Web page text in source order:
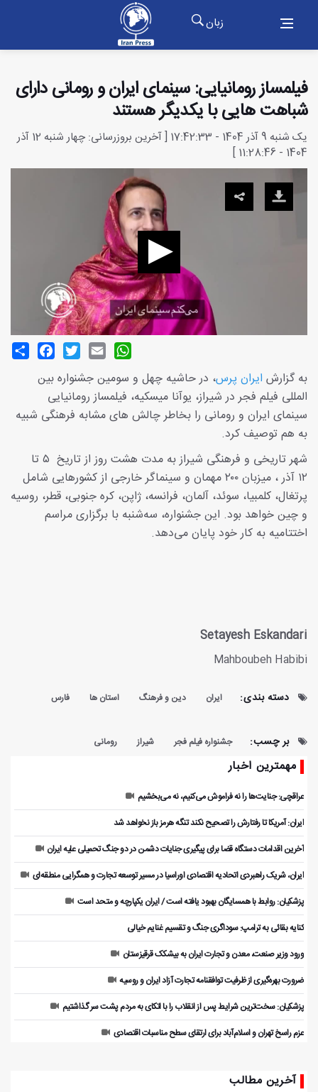
زبان
فیلمساز رومانیایی: سینمای ایران و رومانی دارای
شباهت هایی با یکدیگر هستند
یک شنبه 9 آذر 1404 - 17:42:33 [ آخرین بروزرسانی: چهار شنبه 12 آذر
1404 - 11:28:46 ]
Share
FacebookTwitterEmail
WhatsApp
به گزارش ایران پرس، در حاشیه چهل و سومین جشنواره بین
المللی فیلم فجر در شیراز، یوآنا میسکیه، فیلمساز رومانیایی
سینمای ایران و رومانی را بخاطر چالش های مشابه فرهنگی شبیه
به هم توصیف کرد.
شهر تاریخی و فرهنگی شیراز به مدت هشت روز از تاریخ ۵ تا
۱۲ آذر ، میزبان ۲۰۰ مهمان و سینماگر خارجی از کشورهایی شامل
پرتغال، کلمبیا، سوئد، آلمان، فرانسه، ژاپن، کره جنوبی، قطر، روسیه
و چین خواهد بود. این جشنواره، سه‌شنبه با برگزاری مراسم
اختتامیه به کار خود پایان می‌دهد.
Setayesh Eskandari
Mahboubeh Habibi
دسته بندی: ایران دین و فرهنگ استان ها فارس
بر چسب: جشنواره فیلم فجر شیراز رومانی
مهمترین اخبار
عراقچی: جنایت‌ها را نه فراموش می‌کنیم، نه می‌بخشیم
ایران: آمریکا تا رفتارش را تصحیح نکند تنگه هرمز باز نخواهد شد
آخرین اقدامات دستگاه قضا برای پیگیری جنایات دشمن در دو جنگ تحمیلی علیه ایران
ایران، شریک راهبردی اتحادیه اقتصادی اوراسیا در مسیر توسعه تجارت و همگرایی منطقه‌ای
پزشکیان: روابط با همسایگان بهبود یافته است / ایران یکپارچه و متحد است
کنایه بقائی به ترامپ: سوداگری جنگ و تقسیم غنایم خیالی
ورود وزیر صنعت، معدن و تجارت ایران به بیشکک قرقیزستان
ضرورت بهره‌گیری از ظرفیت توافقنامه تجارت آزاد ایران و روسیه
پزشکیان: سخت‌ترین شرایط پس از انقلاب را با اتکای به مردم پشت سر گذاشتیم
عزم راسخ تهران و اسلام‌آباد برای ارتقای سطح مناسبات اقتصادی
آخرین مطالب